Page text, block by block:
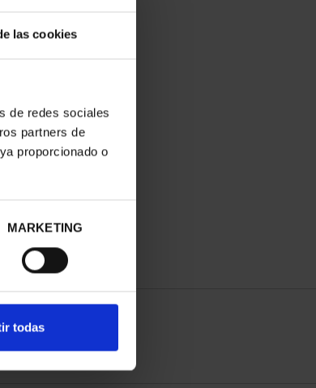
las cookies
de redes sociales
partners de
proporcionado o
MARKETING
todas